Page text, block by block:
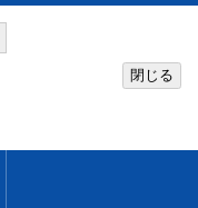
閉じる